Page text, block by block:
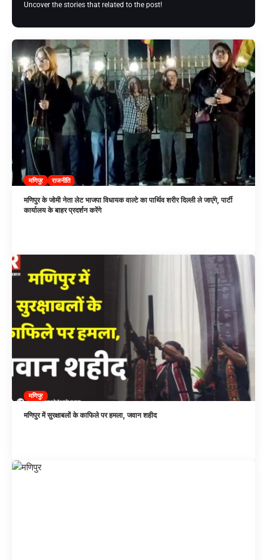
Uncover the stories that related to the post!
मणिपुर राजनीति
मणिपुर के जोमी नेता लेट भाजपा विधायक वाल्टे का पार्थिव शरीर दिल्ली ले जाएंगे, पार्टी
कार्यालय के बाहर प्रदर्शन करेंगे
मणिपुर
मणिपुर में सुरक्षाबलों के काफिले पर हमला, जवान शहीद